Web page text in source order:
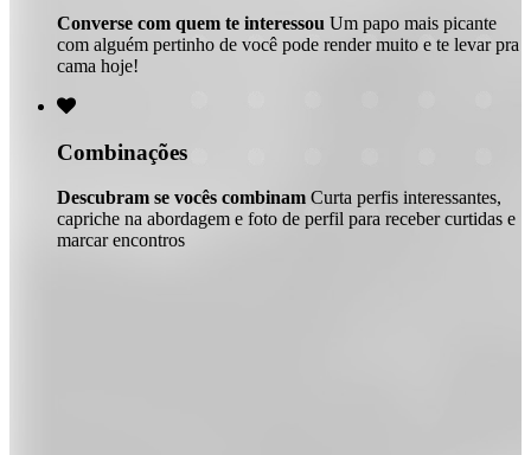
Converse com quem te interessou Um papo mais picante
com alguém pertinho de você pode render muito e te levar pra
cama hoje!

Combinações
Descubram se vocês combinam Curta perfis interessantes,
capriche na abordagem e foto de perfil para receber curtidas e
marcar encontros